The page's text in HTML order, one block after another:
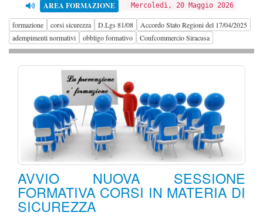
AREA FORMAZIONE Mercoledì, 20 Maggio 2026
formazione corsi sicurezza D.Lgs 81/08
Accordo Stato Regioni del 17/04/2025
adempimenti normativi
obbligo formativo Confcommercio Siracusa
AVVIO NUOVA SESSIONE
FORMATIVA CORSI IN MATERIA DI
SICUREZZA